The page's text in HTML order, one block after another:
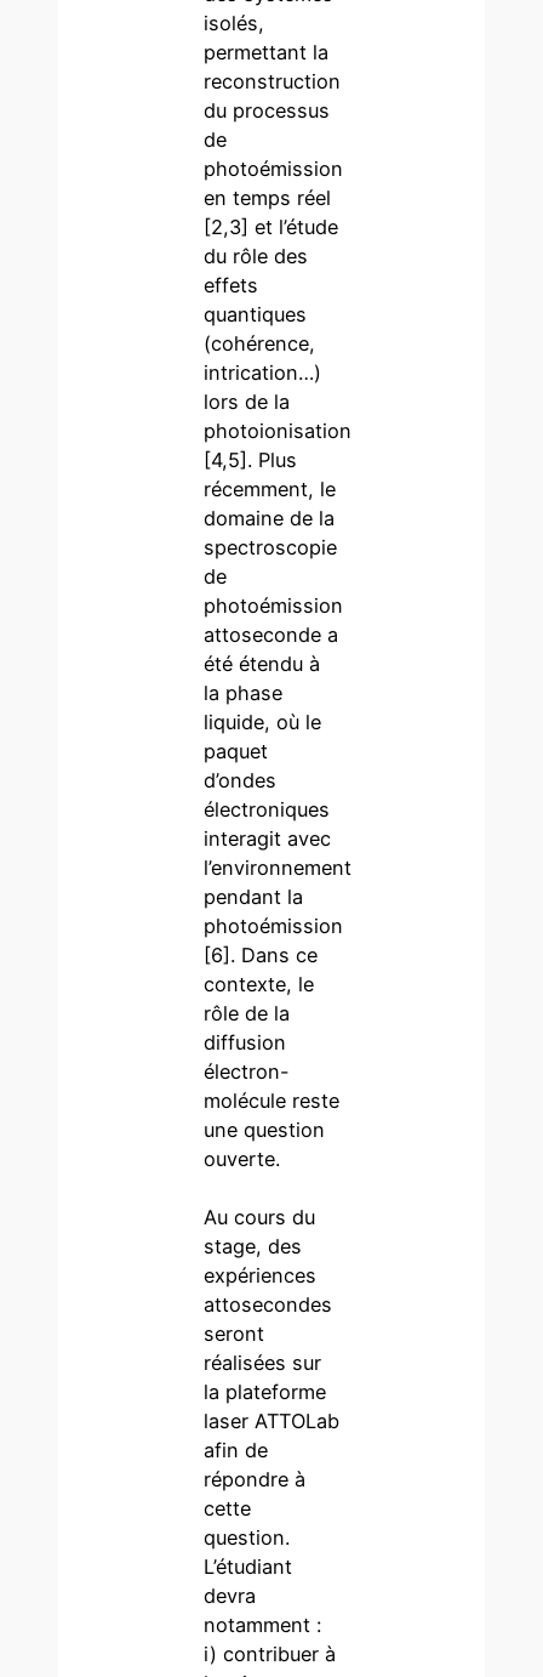
isolés,
permettant la
reconstruction
du processus
de
photoémission
en temps réel
[2,3] et l’étude
du rôle des
effets
quantiques
(cohérence,
intrication…)
lors de la
photoionisation
[4,5]. Plus
récemment, le
domaine de la
spectroscopie
de
photoémission
attoseconde a
été étendu à
la phase
liquide, où le
paquet
d’ondes
électroniques
interagit avec
l’environnement
pendant la
photoémission
[6]. Dans ce
contexte, le
rôle de la
diffusion
électron-
molécule reste
une question
ouverte.
Au cours du
stage, des
expériences
attosecondes
seront
réalisées sur
la plateforme
laser ATTOLab
afin de
répondre à
cette
question.
L’étudiant
devra
notamment :
i) contribuer à